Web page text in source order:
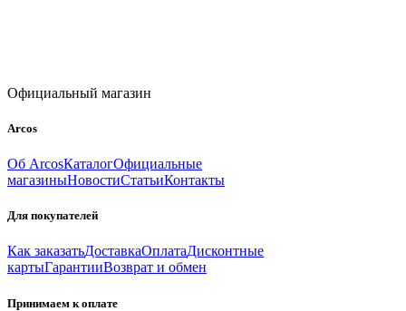
Официальный магазин
Arcos
Об ArcosКаталогОфициальные
магазиныНовостиСтатьиКонтакты
Для покупателей
Как заказатьДоставкаОплатаДисконтные
картыГарантииВозврат и обмен
Принимаем к оплате